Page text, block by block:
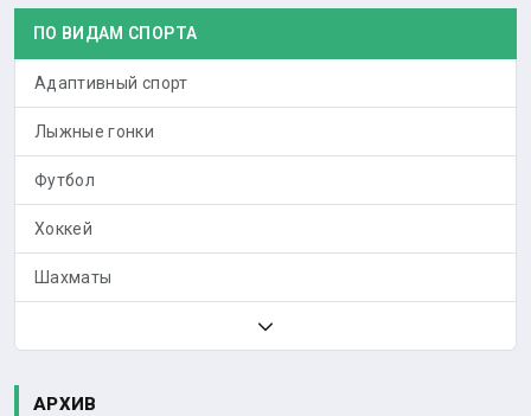
ПО ВИДАМ СПОРТА
Адаптивный спорт
Лыжные гонки
Футбол
Хоккей
Шахматы
АРХИВ